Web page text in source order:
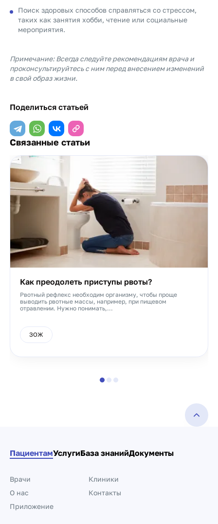
Поиск здоровых способов справляться со стрессом,
таких как занятия хобби, чтение или социальные
мероприятия.
Примечание: Всегда следуйте рекомендациям врача и
проконсультируйтесь с ним перед внесением изменений
в свой образ жизни.
Поделиться статьей
Связанные статьи
Как преодолеть приступы рвоты?
Рвотный рефлекс необходим организму, чтобы проще
выводить рвотные массы, например, при пищевом
отравлении. Нужно понимать,...
ЗОЖ
ПациентамУслугиБаза знанийДокументы
Врачи
Клиники
О нас
Контакты
Приложение